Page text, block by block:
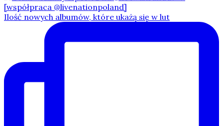
Ilość nowych albumów, które ukażą się w lut